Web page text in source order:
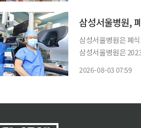
삼성서울병원,
삼성서울병원은 폐
삼성서울병원은
2026-08-03 07:59